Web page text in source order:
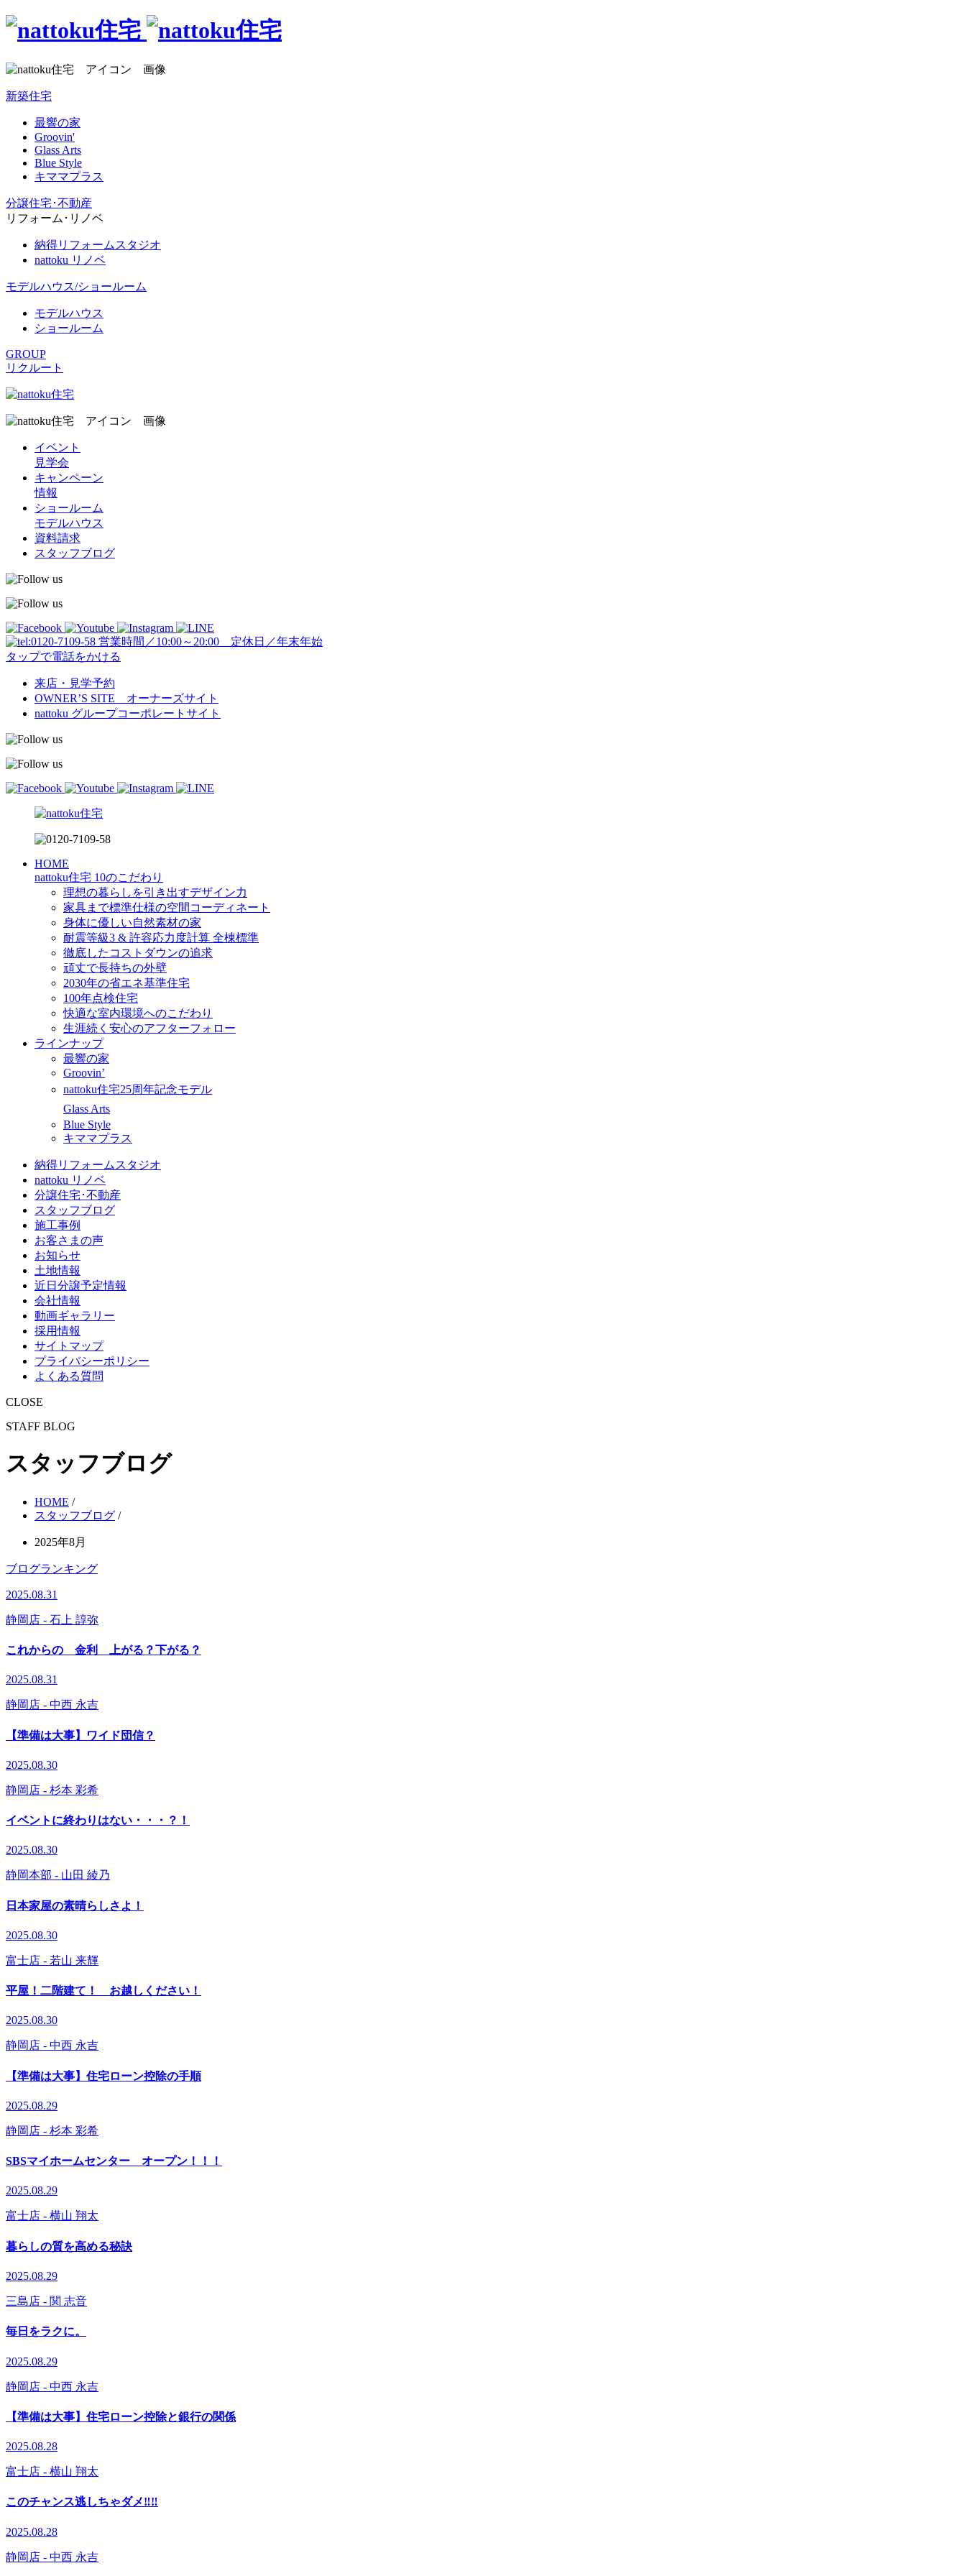
新築住宅
最響の家
Groovin'
Glass Arts
Blue Style
キママプラス
分譲住宅･不動産
リフォーム･リノベ
納得リフォームスタジオ
nattoku リノベ
モデルハウス/ショールーム
モデルハウス
ショールーム
GROUP
リクルート
イベント
見学会
キャンペーン
情報
ショールーム
モデルハウス
資料請求
スタッフブログ
営業時間／10:00～20:00 定休日／年末年始
タップで電話をかける
来店・見学予約
OWNER’S SITE オーナーズサイト
nattoku グループコーポレートサイト
HOME
nattoku住宅 10のこだわり
理想の暮らしを引き出すデザイン力
家具まで標準仕様の空間コーディネート
身体に優しい自然素材の家
耐震等級3 & 許容応力度計算 全棟標準
徹底したコストダウンの追求
頑丈で長持ちの外壁
2030年の省エネ基準住宅
100年点検住宅
快適な室内環境へのこだわり
生涯続く安心のアフターフォロー
ラインナップ
最響の家
Groovin’
nattoku住宅25周年記念モデル
Glass Arts
Blue Style
キママプラス
納得リフォームスタジオ
nattoku リノベ
分譲住宅･不動産
スタッフブログ
施工事例
お客さまの声
お知らせ
土地情報
近日分譲予定情報
会社情報
動画ギャラリー
採用情報
サイトマップ
プライバシーポリシー
よくある質問
CLOSE
STAFF BLOG
スタッフブログ
HOME /
スタッフブログ /
2025年8月
ブログランキング
2025.08.31
静岡店 - 石上 諄弥
これからの 金利 上がる？下がる？
2025.08.31
静岡店 - 中西 永吉
【準備は大事】ワイド団信？
2025.08.30
静岡店 - 杉本 彩希
イベントに終わりはない・・・？！
2025.08.30
静岡本部 - 山田 綾乃
日本家屋の素晴らしさよ！
2025.08.30
富士店 - 若山 来輝
平屋！二階建て！ お越しください！
2025.08.30
静岡店 - 中西 永吉
【準備は大事】住宅ローン控除の手順
2025.08.29
静岡店 - 杉本 彩希
SBSマイホームセンター オープン！！！
2025.08.29
富士店 - 横山 翔太
暮らしの質を高める秘訣
2025.08.29
三島店 - 関 志音
毎日をラクに。
2025.08.29
静岡店 - 中西 永吉
【準備は大事】住宅ローン控除と銀行の関係
2025.08.28
富士店 - 横山 翔太
このチャンス逃しちゃダメ‼️‼️
2025.08.28
静岡店 - 中西 永吉